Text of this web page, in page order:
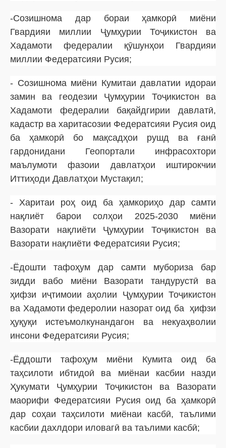
-Созишнома дар бораи ҳамкорӣ миёни
Гвардияи миллии Ҷумҳурии Тоҷикистон ва
Хадамоти федералии қӯшунҳои Гвардияи
миллии Федератсияи Русия;
- Созишнома миёни Кумитаи давлатии идораи
замин ва геодезии Ҷумҳурии Тоҷикистон ва
Хадамоти федералии бақайдгирии давлатӣ,
кадастр ва харитасозии Федератсияи Русия оид
ба ҳамкорӣ бо мақсадҳои рушд ва ғанӣ
гардонидани Геопортали инфрасохтори
маълумоти фазоии давлатҳои иштирокчии
Иттиҳоди Давлатҳои Мустақил;
- Харитаи роҳ оид ба ҳамкориҳо дар самти
нақлиёт барои солҳои 2025-2030 миёни
Вазорати нақлиёти Ҷумҳурии Тоҷикистон ва
Вазорати нақлиёти Федератсияи Русия;
-Ёдошти тафоҳум дар самти мубориза бар
зидди вабо миёни Вазорати тандурустӣ ва
ҳифзи иҷтимоии аҳолии Ҷумҳурии Тоҷикистон
ва Хадамоти федеролии назорат оид ба ҳифзи
ҳуқуқи истеъмолкунандагон ва некуаҳволии
инсони Федератсияи Русия;
-Ёддошти тафоҳум миёни Кумита оид ба
таҳсилоти ибтидоӣ ва миёнаи касбии назди
Ҳукумати Ҷумҳурии Тоҷикистон ва Вазорати
маорифи Федератсияи Русия оид ба ҳамкорӣ
дар соҳаи таҳсилоти миёнаи касбӣ, таълими
касбии дахлдори иловагӣ ва таълими касбӣ;